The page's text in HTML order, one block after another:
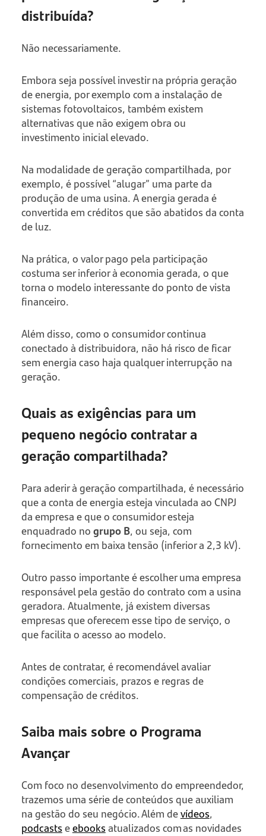
distribuída?
Não necessariamente.
Embora seja possível investir na própria geração
de energia, por exemplo com a instalação de
sistemas fotovoltaicos, também existem
alternativas que não exigem obra ou
investimento inicial elevado.
Na modalidade de geração compartilhada, por
exemplo, é possível “alugar” uma parte da
produção de uma usina. A energia gerada é
convertida em créditos que são abatidos da conta
de luz.
Na prática, o valor pago pela participação
costuma ser inferior à economia gerada, o que
torna o modelo interessante do ponto de vista
financeiro.
Além disso, como o consumidor continua
conectado à distribuidora, não há risco de ficar
sem energia caso haja qualquer interrupção na
geração.
Quais as exigências para um
pequeno negócio contratar a
geração compartilhada?
Para aderir à geração compartilhada, é necessário
que a conta de energia esteja vinculada ao CNPJ
da empresa e que o consumidor esteja
enquadrado nogrupo B, ou seja, com
fornecimento em baixa tensão (inferior a 2,3 kV).
Outro passo importante é escolher uma empresa
responsável pela gestão do contrato com a usina
geradora. Atualmente, já existem diversas
empresas que oferecem esse tipo de serviço, o
que facilita o acesso ao modelo.
Antes de contratar, é recomendável avaliar
condições comerciais, prazos e regras de
compensação de créditos.
Saiba mais sobre o Programa
Avançar
Com foco no desenvolvimento do empreendedor,
trazemos uma série de conteúdos que auxiliam
na gestão do seu negócio. Além devídeos,
podcastseebooksatualizados com as novidades